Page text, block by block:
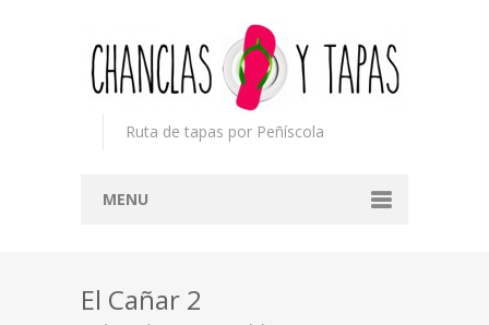
Ruta de tapas por Peñíscola
MENU
Concurso
El Cañar 2